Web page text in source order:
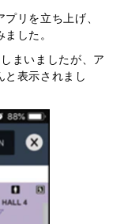
リを立ち上げ、
した。
まいましたが、ア
と表示されまし